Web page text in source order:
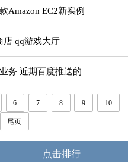
Amazon EC2新实例
店 qq游戏大厅
务 近期百度推送的
6 7 8 9 10
尾页
点击排行